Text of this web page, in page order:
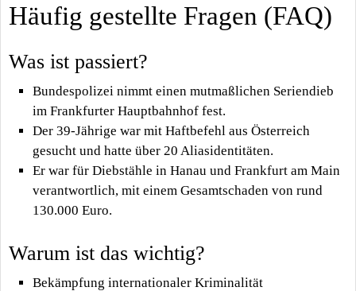
Häufig gestellte Fragen (FAQ)
Was ist passiert?
Bundespolizei nimmt einen mutmaßlichen Seriendieb
im Frankfurter Hauptbahnhof fest.
Der 39-Jährige war mit Haftbefehl aus Österreich
gesucht und hatte über 20 Aliasidentitäten.
Er war für Diebstähle in Hanau und Frankfurt am Main
verantwortlich, mit einem Gesamtschaden von rund
130.000 Euro.
Warum ist das wichtig?
Bekämpfung internationaler Kriminalität